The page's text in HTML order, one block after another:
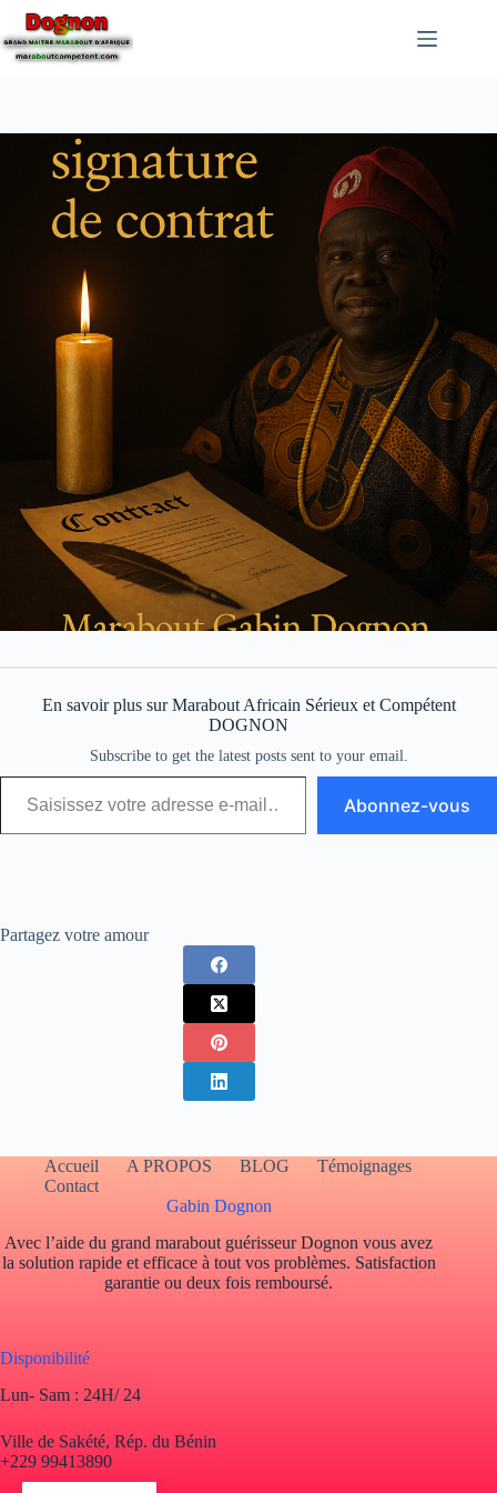
En savoir plus sur Marabout Africain Sérieux et Compétent
DOGNON
Subscribe to get the latest posts sent to your email.
Abonnez-vous
Partagez votre amour
Accueil A PROPOS BLOG
Témoignages
Contact
Gabin Dognon
Avec l’aide du grand marabout guérisseur Dognon vous avez
la solution rapide et efficace à tout vos problèmes. Satisfaction
garantie ou deux fois remboursé.
Disponibilité
Lun- Sam : 24H/ 24
Ville de Sakété, Rép. du Bénin
+229 99413890